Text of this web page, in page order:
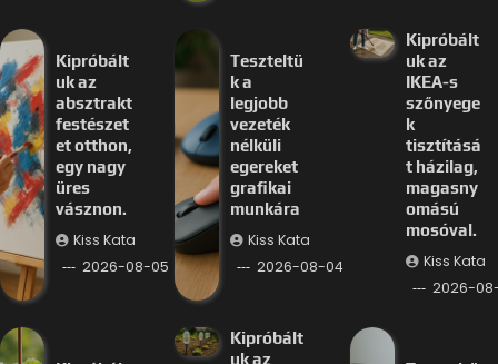
Kipróbált
uk az
absztrakt
festészet
et otthon,
egy nagy
üres
vásznon.
Kiss Kata
2026-08-05
Teszteltü
k a
legjobb
vezeték
nélküli
egereket
grafikai
munkára
Kiss Kata
2026-08-04
Kipróbált
uk az
IKEA-s
szőnyege
k
tisztításá
t házilag,
magasny
omású
mosóval.
Kiss Kata
2026-
Kipróbált
uk az